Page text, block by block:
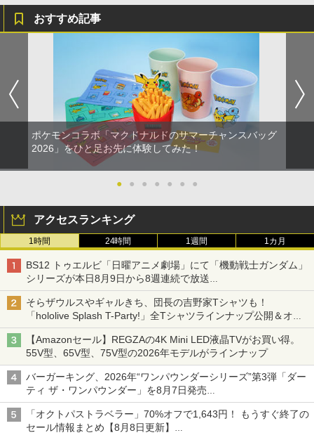
おすすめ記事
ポケモンコラボ「マクドナルドのサマーチャンスバッグ
2026」をひと足お先に体験してみた！
● ● ● ● ● ● ●
アクセスランキング
1時間 24時間 1週間 1カ月
BS12 トゥエルビ「日曜アニメ劇場」にて「機動戦士ガンダム」
シリーズが本日8月9日から8週連続で放送
初回は「機動戦士ガンダム【HDリマスター版】」
そらザウルスやギャルきち、団長の吉野家Tシャツも！
「hololive Splash T-Party!」全Tシャツラインナップ公開＆オン
ライン販売開始
【Amazonセール】REGZAの4K Mini LED液晶TVがお買い得。
55V型、65V型、75V型の2026年モデルがラインナップ
バーガーキング、2026年“ワンパウンダーシリーズ”第3弾「ダー
ティ ザ・ワンパウンダー」を8月7日発売
「特製ガーリックマヨソース」を使用した超大型チーズバーガー
「オクトパストラベラー」70%オフで1,643円！ もうすぐ終了の
セール情報まとめ【8月8日更新】